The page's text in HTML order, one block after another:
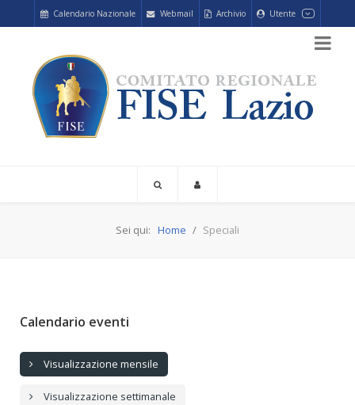
Calendario Nazionale Webmail Archivio Utente
Sei qui: Home Speciali
Calendario eventi
Visualizzazione mensile
Visualizzazione settimanale